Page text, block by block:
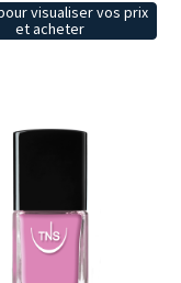
visualiser vos prix
et acheter